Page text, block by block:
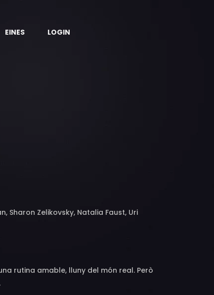
EINES LOGIN
Sharon Zelikovsky, Natalia Faust, Uri
Gavish, Yaron Levi Sabag, Omri David
rutina amable, lluny del món real. Però